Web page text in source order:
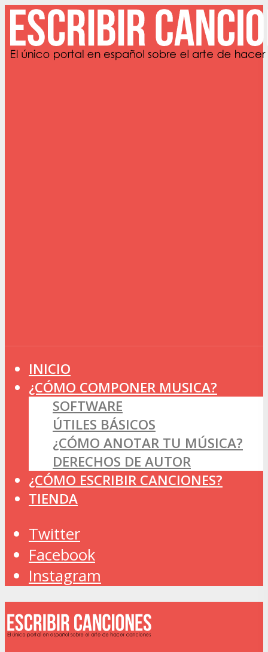
INICIO
¿CÓMO COMPONER MUSICA?
SOFTWARE
ÚTILES BÁSICOS
¿CÓMO ANOTAR TU MÚSICA?
DERECHOS DE AUTOR
¿CÓMO ESCRIBIR CANCIONES?
TIENDA
Twitter
Facebook
Instagram